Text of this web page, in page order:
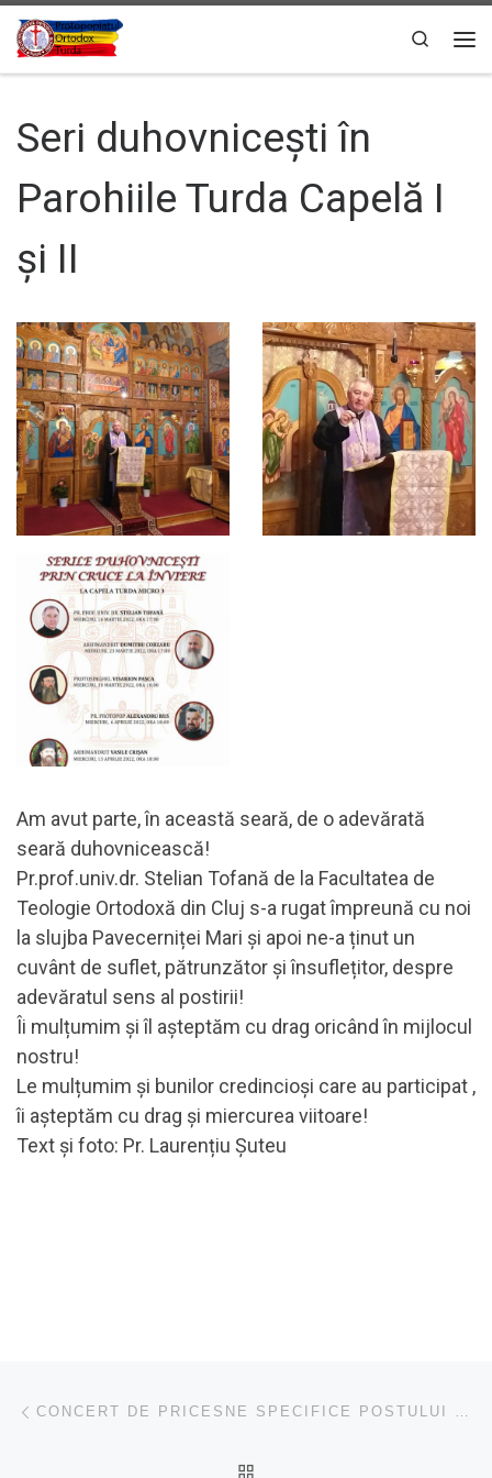
Sari la conținut
Search
Seri duhovnicești în
Parohiile Turda Capelă I
și II
Am avut parte, în această seară, de o adevărată
seară duhovnicească!
Pr.prof.univ.dr. Stelian Tofană de la Facultatea de
Teologie Ortodoxă din Cluj s-a rugat împreună cu noi
la slujba Pavecerniței Mari și apoi ne-a ținut un
cuvânt de suflet, pătrunzător și însuflețitor, despre
adevăratul sens al postirii!
Îi mulțumim și îl așteptăm cu drag oricând în mijlocul
nostru!
Le mulțumim și bunilor credincioși care au participat ,
îi așteptăm cu drag și miercurea viitoare!
Text și foto: Pr. Laurențiu Șuteu
Navigare în articole CONCERT DE PRICESNE SPECIFICE POSTULUI MARE LA PAROHIA CÂMPIA TURZII II